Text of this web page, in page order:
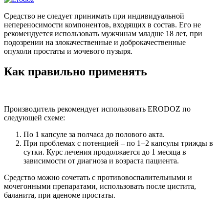
Средство не следует принимать при индивидуальной
непереносимости компонентов, входящих в состав. Его не
рекомендуется использовать мужчинам младше 18 лет, при
подозрении на злокачественные и доброкачественные
опухоли простаты и мочевого пузыря.
Как правильно применять
Производитель рекомендует использовать ERODOZ по
следующей схеме:
По 1 капсуле за полчаса до полового акта.
При проблемах с потенцией – по 1−2 капсулы трижды в
сутки. Курс лечения продолжается до 1 месяца в
зависимости от диагноза и возраста пациента.
Средство можно сочетать с противовоспалительными и
мочегонными препаратами, использовать после цистита,
баланита, при аденоме простаты.